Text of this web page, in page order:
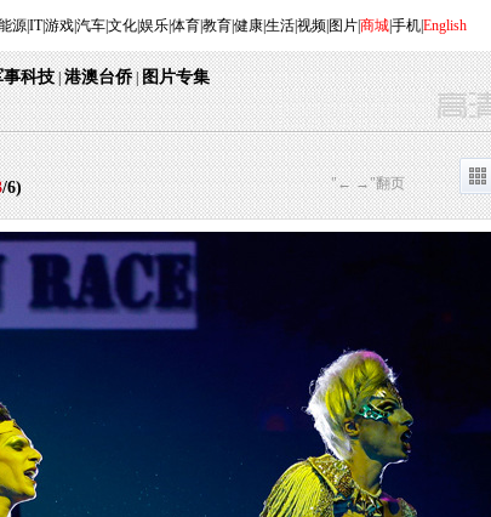
源|IT|游戏|汽车|文化|娱乐|体育|教育|健康|生活|视频| 图片|商城|手机|English
事科技|港澳台侨|图片专集
/6) "← →"翻页